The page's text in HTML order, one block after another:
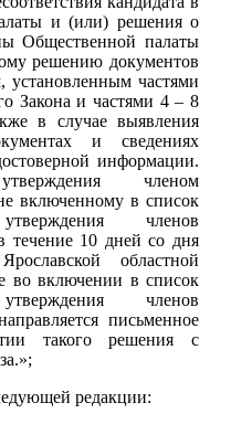
и (или) решения о
Общественной палаты
решению документов
установленным частями
Закона и частями 4 – 8
в случае выявления
и сведениях
информации.
членом
включенному в список
членов
течение 10 дней со дня
областной
во включении в список
членов
письменное
такого решения с
редакции: